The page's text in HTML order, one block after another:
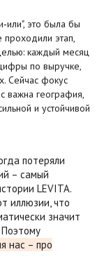
это была бы
проходили этап,
каждый месяц
по выручке,
Сейчас фокус
важна география,
и устойчивой
потеряли
– самый
LEVITA.
иллюзии, что
значит
нас – про